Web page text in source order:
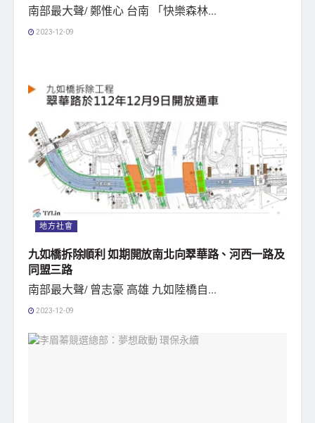
南部最大聲/ 鄭惟心 台南 「快樂森林...
2023-12-09
地方社會
九如橋拆除順利 如期開放南北向翠華路、河西一路及
同盟三路
南部最大聲/ 曾志豪 高雄 九如陸橋自...
2023-12-09